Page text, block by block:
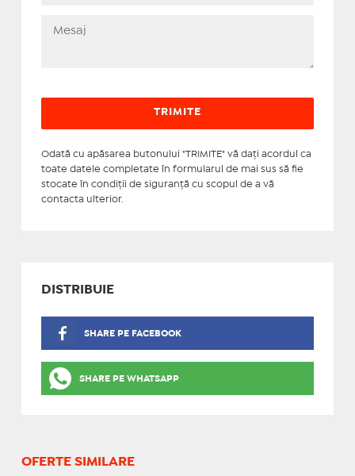
Odată cu apăsarea butonului "TRIMITE" vă daţi acordul ca
toate datele completate în formularul de mai sus să fie
stocate în condiţii de siguranţă cu scopul de a vă
contacta ulterior.
DISTRIBUIE
SHARE PE FACEBOOK
SHARE PE WHATSAPP
OFERTE SIMILARE